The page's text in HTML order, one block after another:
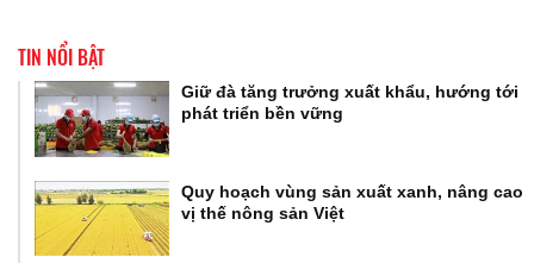
TIN NỔI BẬT
Giữ đà tăng trưởng xuất khẩu, hướng tới
phát triển bền vững
Quy hoạch vùng sản xuất xanh, nâng cao
vị thế nông sản Việt